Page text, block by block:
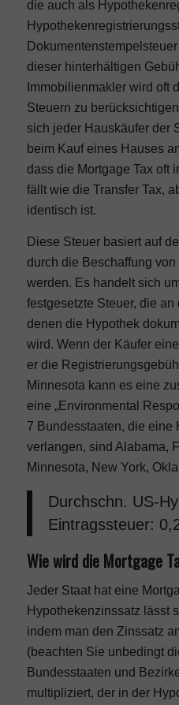
die auch als
dieser hinterhältigen
Immobilienmakler wird oft
Steuern zu
sich jeder Hauskäufer der
beim Kauf eines Hauses
dass die Mortgage Tax oft
fällt wie die Transfer Tax,
identisch ist.
Diese Steuer basiert auf
durch die Beschaffung
werden. Es handelt sich
festgesetzte Steuer, die
denen die Hypothek
wird. Wenn der Käufer
er die
Minnesota kann es eine
eine „Environmental
7 Bundesstaaten, die eine
verlangen, sind Alabama,
Minnesota, New York,
Durchschn. US-
Eintragssteuer:
Wie wird die Mortgage
Jeder Staat hat eine
Hypothekenzinssatz lässt
indem man den Zinssatz
(beachten Sie unbedingt
Bundesstaaten und
multipliziert, der in der